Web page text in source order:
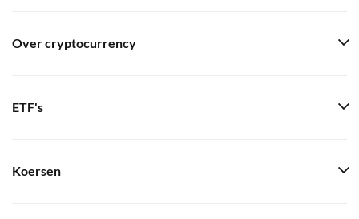
Over cryptocurrency
ETF's
Koersen